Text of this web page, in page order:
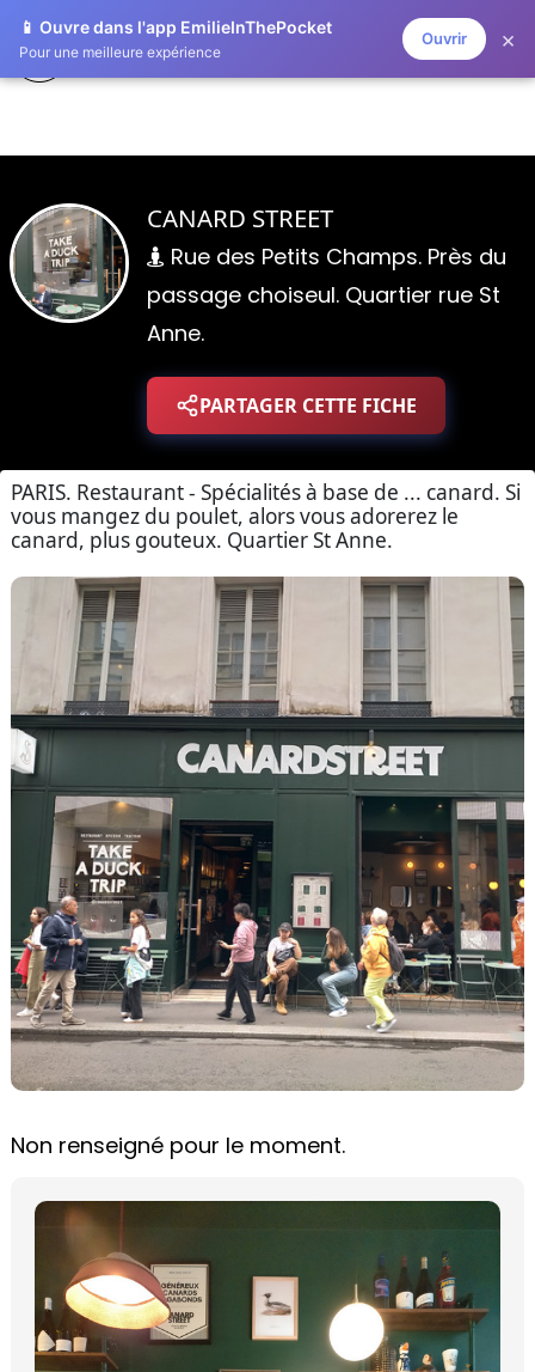
📱 Ouvre dans l'app EmilieInThePocket
Pour une meilleure expérience
Ouvrir ×
EMILIE IN THE POCKET
CANARD STREET
Rue des Petits Champs. Près du
passage choiseul. Quartier rue St
Anne.
PARTAGER CETTE FICHE
PARIS. Restaurant - Spécialités à base de ... canard. Si
vous mangez du poulet, alors vous adorerez le
canard, plus gouteux. Quartier St Anne.
Non renseigné pour le moment.